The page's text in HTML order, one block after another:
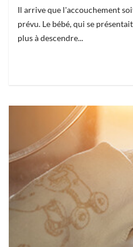
Il arrive que l'accouchement
prévu. Le bébé, qui se
plus à descendre...